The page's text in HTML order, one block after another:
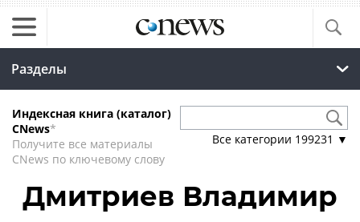
Разделы
Индексная книга (каталог)
CNews*
Получите все материалы
CNews по ключевому слову
Все категории 199231 ▼
Дмитриев Владимир